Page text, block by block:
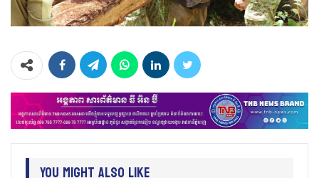
You Might Also Like